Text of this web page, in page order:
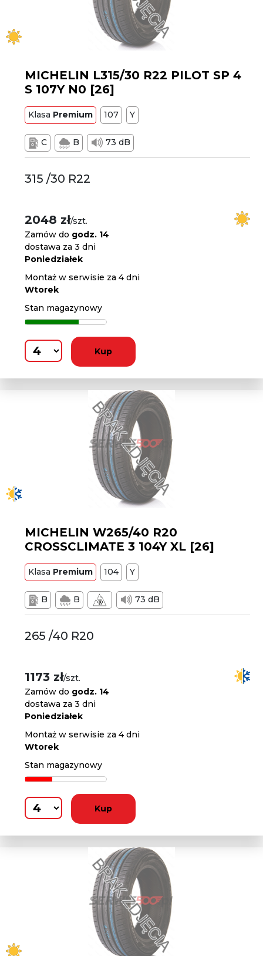
MICHELIN L315/30 R22 PILOT SP 4
S 107Y N0 [26]
Klasa Premium 107 Y
C B 73 dB
315 /30 R22
2048 zł/szt.
Zamów do godz. 14
dostawa za 3 dni
Poniedziałek
Montaż w serwisie za 4 dni
Wtorek
Stan magazynowy
Kup
MICHELIN W265/40 R20
CROSSCLIMATE 3 104Y XL [26]
Klasa Premium 104 Y
B B 73 dB
265 /40 R20
1173 zł/szt.
Zamów do godz. 14
dostawa za 3 dni
Poniedziałek
Montaż w serwisie za 4 dni
Wtorek
Stan magazynowy
Kup